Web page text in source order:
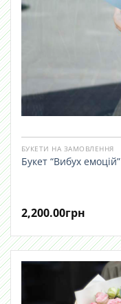
БУКЕТИ НА ЗАМОВЛЕННЯ
Букет “Вибух емоцій”
2,200.00грн